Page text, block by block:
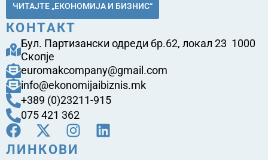
ЧИТАЈТЕ „ЕКОНОМИЈА И БИЗНИС“
КОНТАКТ
Бул. Партизански одреди бр.62, локал 23 1000
Скопје
euromakcompany@gmail.com
info@ekonomijaibiznis.mk
+389 (0)23211-915
075 421 362
ЛИНКОВИ